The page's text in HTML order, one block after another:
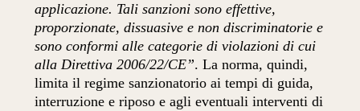
applicazione. Tali sanzioni sono effettive,
proporzionate, dissuasive e non discriminatorie e
sono conformi alle categorie di violazioni di cui
alla Direttiva 2006/22/CE”. La norma, quindi,
limita il regime sanzionatorio ai tempi di guida,
interruzione e riposo e agli eventuali interventi di